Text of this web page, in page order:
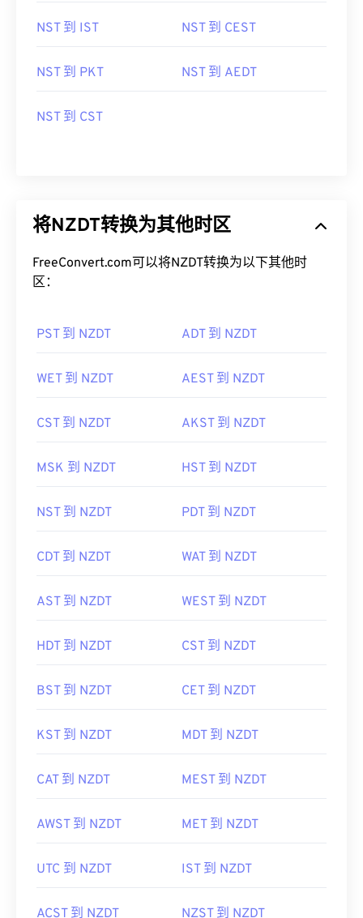
NST 到 IST NST 到 CEST
NST 到 PKT NST 到 AEDT
NST 到 CST
将NZDT转换为其他时区
FreeConvert.com可以将NZDT转换为以下其他时
区：
PST 到 NZDT ADT 到 NZDT
WET 到 NZDT AEST 到 NZDT
CST 到 NZDT AKST 到 NZDT
MSK 到 NZDT HST 到 NZDT
NST 到 NZDT PDT 到 NZDT
CDT 到 NZDT WAT 到 NZDT
AST 到 NZDT WEST 到 NZDT
HDT 到 NZDT CST 到 NZDT
BST 到 NZDT CET 到 NZDT
KST 到 NZDT MDT 到 NZDT
CAT 到 NZDT MEST 到 NZDT
AWST 到 NZDT MET 到 NZDT
UTC 到 NZDT IST 到 NZDT
ACST 到 NZDT NZST 到 NZDT